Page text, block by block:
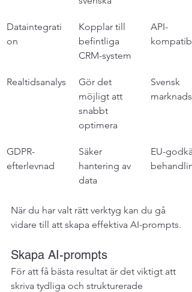
Dataintegrati
on
Kopplar till
befintliga
CRM-system
API-
Realtidsanalys
Gör det
möjligt att
snabbt
optimera
Svensk
GDPR-
efterlevnad
Säker
hantering av
data
EU-
När du har valt rätt verktyg kan du gå
vidare till att skapa effektiva AI-prompts.
Skapa AI-prompts
För att få bästa resultat är det viktigt att
skriva tydliga och strukturerade